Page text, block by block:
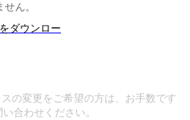
ん。
ダウンロー
の変更をご希望の方は、お手数です
合わせください。